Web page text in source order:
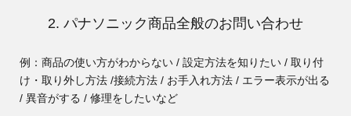
2. パナソニック商品全般のお問い合わせ
例：商品の使い方がわからない / 設定方法を知りたい / 取り付
け・取り外し方法 /接続方法 / お手入れ方法 / エラー表示が出る
/ 異音がする / 修理をしたいなど